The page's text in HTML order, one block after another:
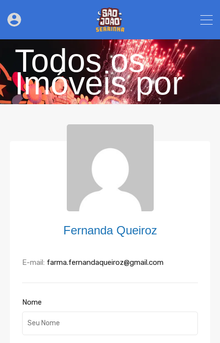
Todos os
Imóveis por
Fernanda Queiroz
E-mail: farma.fernandaqueiroz@gmail.com
Nome